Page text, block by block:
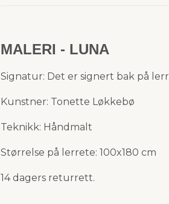
MALERI - LUNA
Signatur: Det er signert bak på
Kunstner: Tonette Løkkebø
Teknikk: Håndmalt
Størrelse på lerrete: 100x180 cm
14 dagers returrett.